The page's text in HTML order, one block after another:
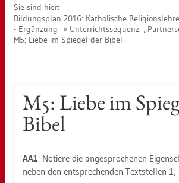
Sie sind hier:
Bil­dungs­plan 2016: Ka­tho­li­sche
- Er­gän­zung
Un­ter­richts­se­quenz:
M5: Liebe im Spie­gel der Bibel
M5: Liebe im
Bibel
AA1: No­tie­re die an­ge­spro­che­nen
neben den ent­spre­chen­den Text­stel­len 1,